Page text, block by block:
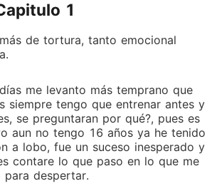
me odia y es parte del grupo de
15 muy pronto los 16 se supone la
se transforma por primera vez
y desde ese día se quién es mi
de los que me odia y trata mal,
y desearía poder regresar a esos
lo hiso alejarse de ella hasta que
lo ha hecho y me culpa por que su
1
de tortura, tanto emocional
me levanto más temprano que
siempre tengo que entrenar antes y
se preguntaran por qué?, pues es
aun no tengo 16 años ya he tenido
a lobo, fue un suceso inesperado y
contare lo que paso en lo que me
despertar.